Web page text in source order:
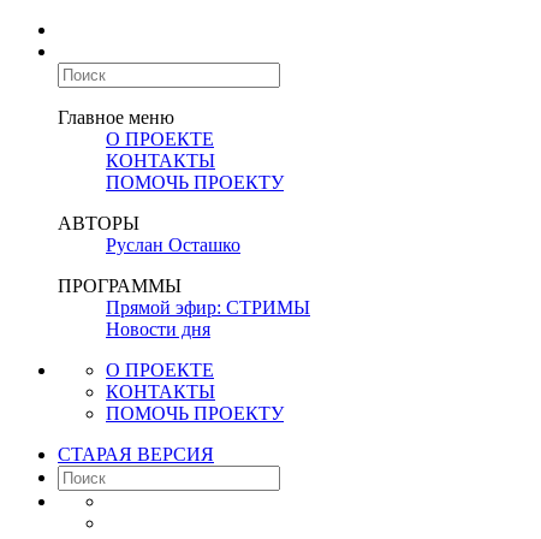
Главное меню
О ПРОЕКТЕ
КОНТАКТЫ
ПОМОЧЬ ПРОЕКТУ
АВТОРЫ
Руслан Осташко
ПРОГРАММЫ
Прямой эфир: СТРИМЫ
Новости дня
О ПРОЕКТЕ
КОНТАКТЫ
ПОМОЧЬ ПРОЕКТУ
СТАРАЯ ВЕРСИЯ